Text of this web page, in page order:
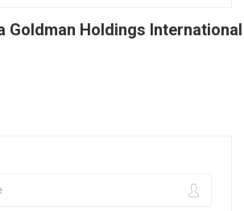
Goldman Holdings International